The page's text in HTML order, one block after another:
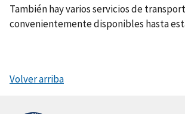
También hay varios servicios de
convenientemente disponibles hasta
Volver arriba